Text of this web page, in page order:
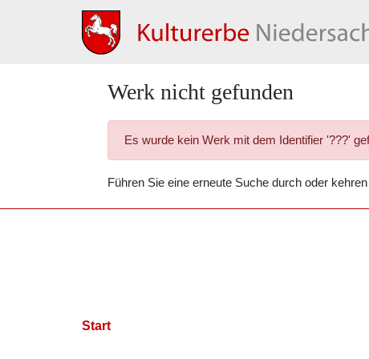
Werk nicht gefunden
Es wurde kein Werk mit dem Identifier '???'
Führen Sie eineerneute Suche durch oder
Start